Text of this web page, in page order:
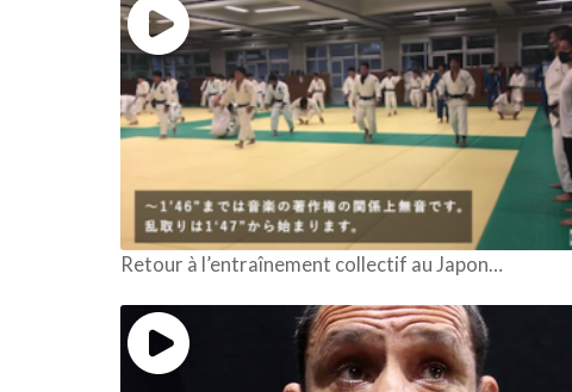
Retour à l’entraînement collectif au Japon…